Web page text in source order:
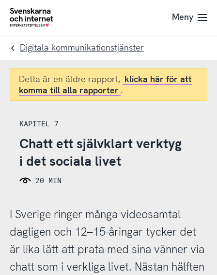
Till
navigation
Till
innehåll
To
Meny
Digitala kommunikationstjänster
Detta är en äldre rapport, klicka här för att
komma till alla rapporter .
KAPITEL 7
Chatt ett självklart verktyg
i det sociala livet
20 MIN
I Sverige ringer många videosamtal
dagligen och 12–15-åringar tycker det
är lika lätt att prata med sina vänner via
chatt som i verkliga livet. Nästan hälften